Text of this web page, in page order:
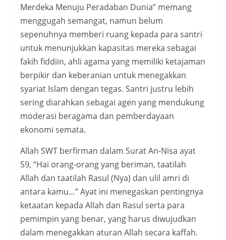
Merdeka Menuju Peradaban Dunia” memang
menggugah semangat, namun belum
sepenuhnya memberi ruang kepada para santri
untuk menunjukkan kapasitas mereka sebagai
fakih fiddiin, ahli agama yang memiliki ketajaman
berpikir dan keberanian untuk menegakkan
syariat Islam dengan tegas. Santri justru lebih
sering diarahkan sebagai agen yang mendukung
moderasi beragama dan pemberdayaan
ekonomi semata.
Allah SWT berfirman dalam Surat An-Nisa ayat
59, “Hai orang-orang yang beriman, taatilah
Allah dan taatilah Rasul (Nya) dan ulil amri di
antara kamu…” Ayat ini menegaskan pentingnya
ketaatan kepada Allah dan Rasul serta para
pemimpin yang benar, yang harus diwujudkan
dalam menegakkan aturan Allah secara kaffah.